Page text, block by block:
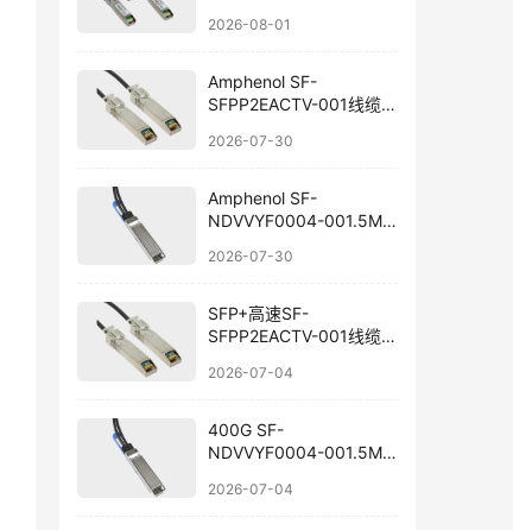
2026-08-01
Amphenol SF-
SFPP2EACTV-001线缆组
2026-07-30
Amphenol SF-
NDVVYF0004-001.5M
2026-07-30
SFP+高速SF-
SFPP2EACTV-001线缆国
2026-07-04
400G SF-
NDVVYF0004-001.5M
2026-07-04